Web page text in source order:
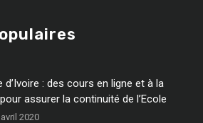
d’Ivoire : des cours en ligne et à la
assurer la continuité de l’Ecole
2020